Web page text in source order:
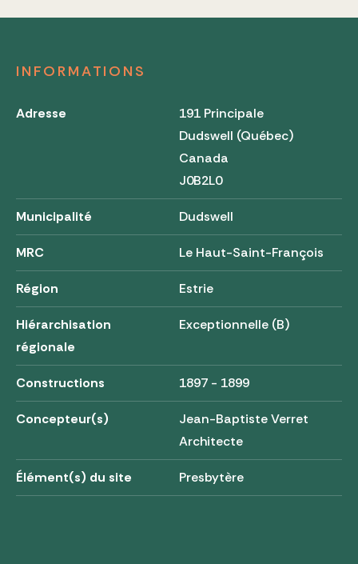
INFORMATIONS
Adresse
191 Principale
Dudswell (Québec)
Canada
J0B2L0
Municipalité Dudswell
MRC Le Haut-Saint-François
Région Estrie
Hiérarchisation
régionale
Exceptionnelle (B)
Constructions 1897 - 1899
Concepteur(s)
Jean-Baptiste Verret
Architecte
Élément(s) du site Presbytère